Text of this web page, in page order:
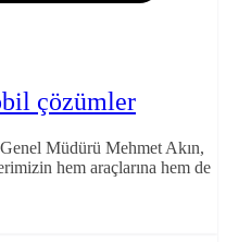
çözümler
Müdürü Mehmet Akın,
hem araçlarına hem de